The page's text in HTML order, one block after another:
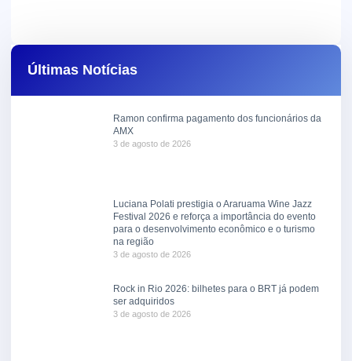
Últimas Notícias
Ramon confirma pagamento dos funcionários da
AMX
3 de agosto de 2026
Luciana Polati prestigia o Araruama Wine Jazz
Festival 2026 e reforça a importância do evento
para o desenvolvimento econômico e o turismo
na região
3 de agosto de 2026
Rock in Rio 2026: bilhetes para o BRT já podem
ser adquiridos
3 de agosto de 2026